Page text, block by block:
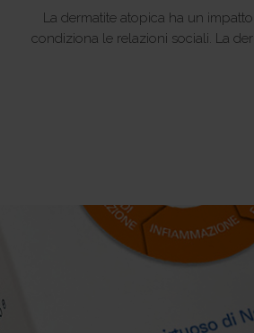
La dermatite atopica ha un
condiziona le relazioni sociali. La